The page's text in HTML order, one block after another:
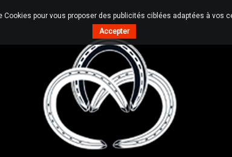
pour vous proposer des publicités ciblées adaptées à
Accepter